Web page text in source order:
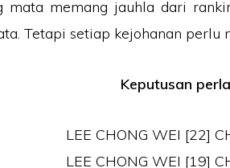
mata memang jauhla dari
Tetapi setiap kejohanan perlu
Keputusan
LEE CHONG WEI [22]
LEE CHONG WEI [19]